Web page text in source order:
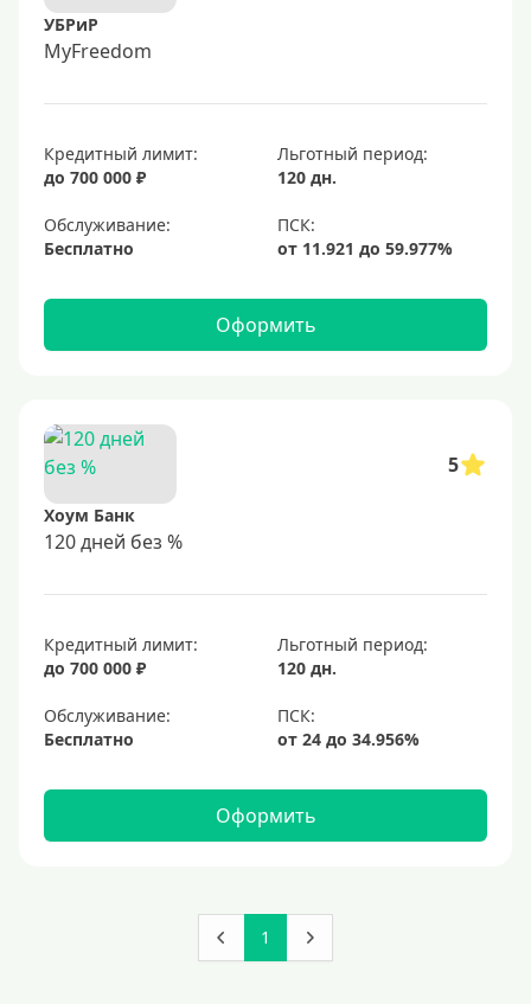
УБРиР
MyFreedom
Кредитный лимит:
до 700 000 ₽
Льготный период:
120 дн.
Обслуживание:
Бесплатно
Оформить
5
Хоум Банк
120 дней без %
Кредитный лимит:
до 700 000 ₽
Льготный период:
120 дн.
Обслуживание:
Бесплатно
Оформить
1